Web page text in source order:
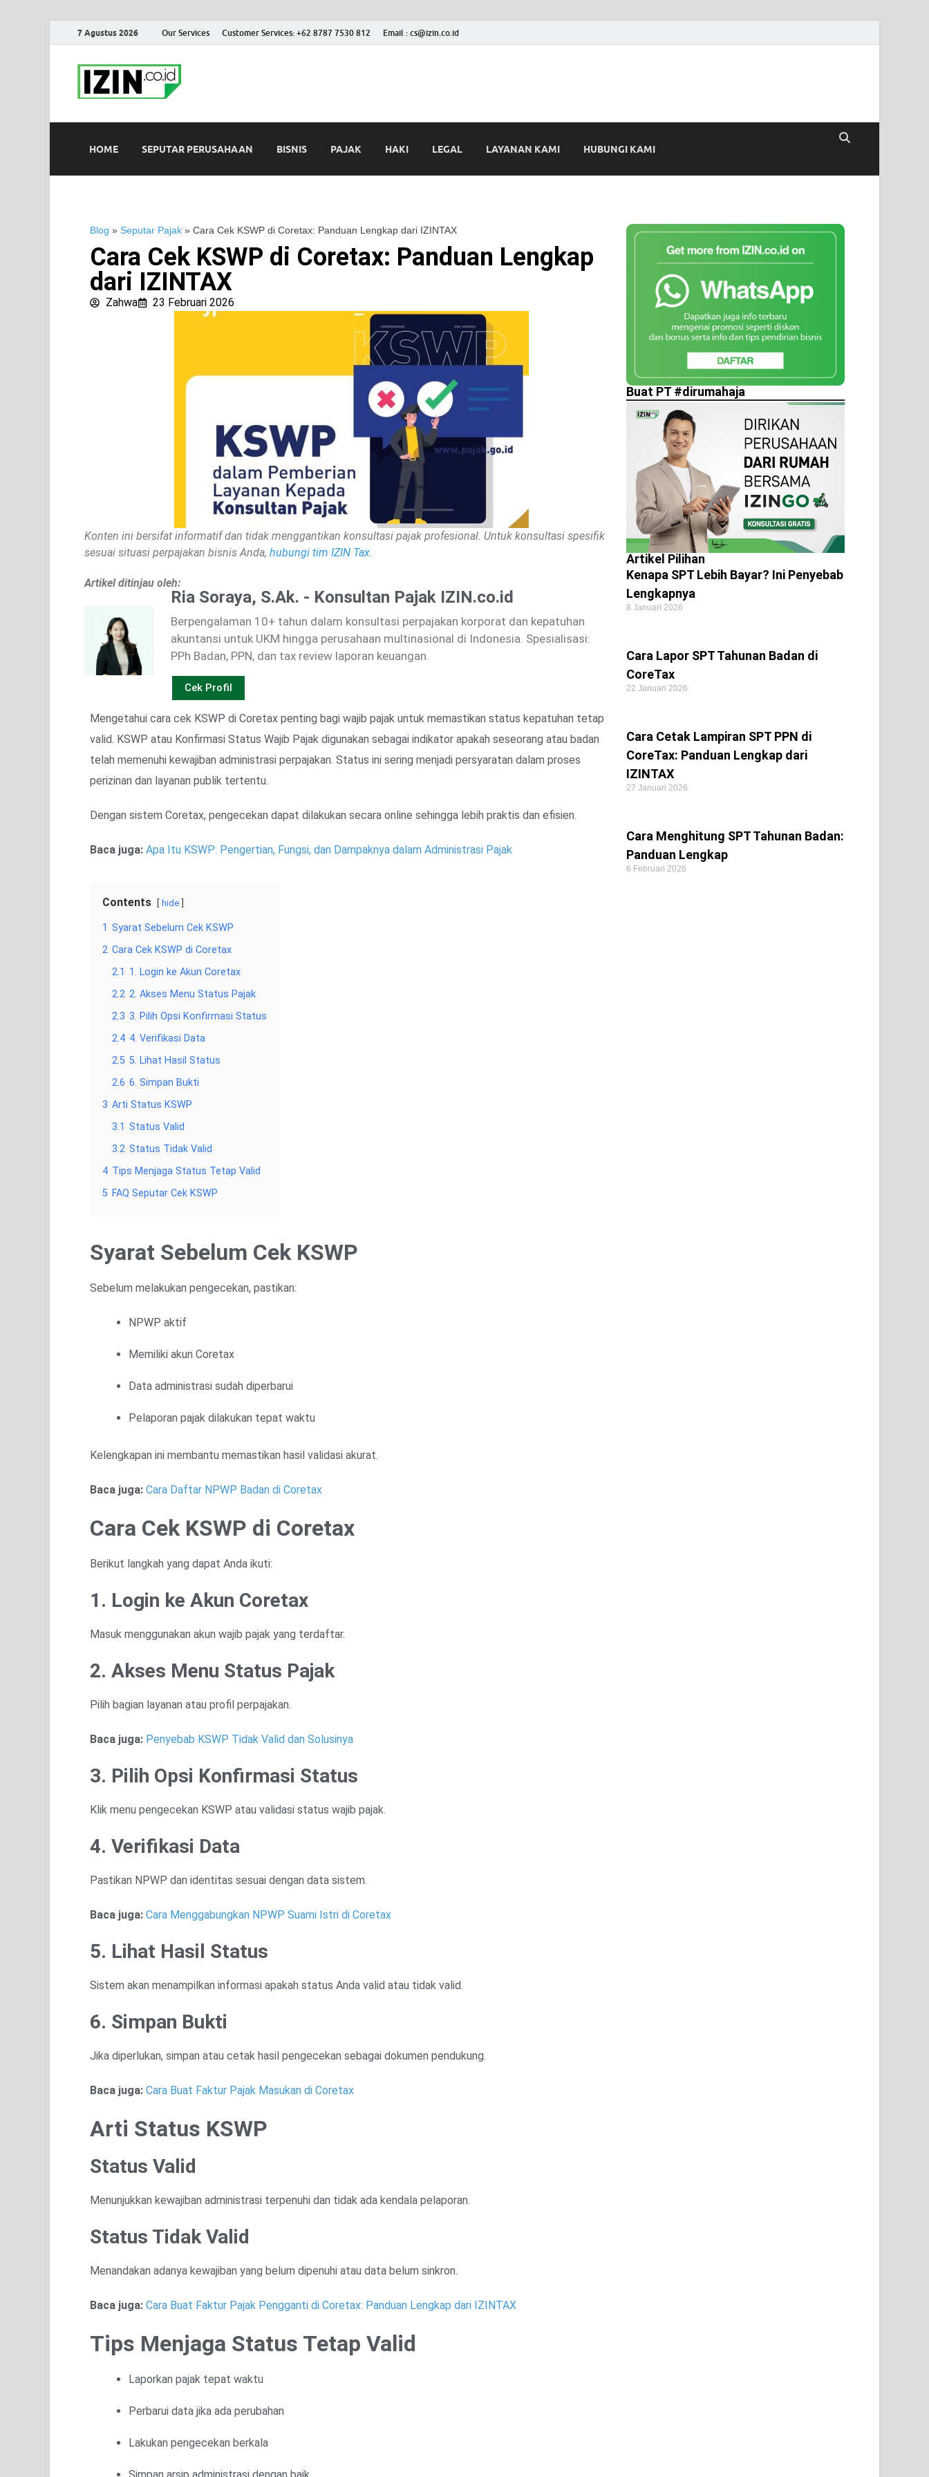
7 Agustus 2026 Our Services Customer Services: +62 8787 7530 812 Email : cs@izin.co.id
HOME SEPUTAR PERUSAHAAN BISNIS PAJAK HAKI LEGAL LAYANAN KAMI HUBUNGI KAMI
Blog » Seputar Pajak » Cara Cek KSWP di Coretax: Panduan Lengkap dari IZINTAX
Cara Cek KSWP di Coretax: Panduan Lengkap
dari IZINTAX
Zahwa 23 Februari 2026
Konten ini bersifat informatif dan tidak menggantikan konsultasi pajak profesional. Untuk konsultasi spesifik
sesuai situasi perpajakan bisnis Anda, hubungi tim IZIN Tax.
Artikel ditinjau oleh:
Ria Soraya, S.Ak. - Konsultan Pajak IZIN.co.id
Berpengalaman 10+ tahun dalam konsultasi perpajakan korporat dan kepatuhan
akuntansi untuk UKM hingga perusahaan multinasional di Indonesia. Spesialisasi:
PPh Badan, PPN, dan tax review laporan keuangan.
Cek Profil
Mengetahui cara cek KSWP di Coretax penting bagi wajib pajak untuk memastikan status kepatuhan tetap
valid. KSWP atau Konfirmasi Status Wajib Pajak digunakan sebagai indikator apakah seseorang atau badan
telah memenuhi kewajiban administrasi perpajakan. Status ini sering menjadi persyaratan dalam proses
perizinan dan layanan publik tertentu.
Dengan sistem Coretax, pengecekan dapat dilakukan secara online sehingga lebih praktis dan efisien.
Baca juga: Apa Itu KSWP: Pengertian, Fungsi, dan Dampaknya dalam Administrasi Pajak
Contents hide
1 Syarat Sebelum Cek KSWP
2 Cara Cek KSWP di Coretax
2.1 1. Login ke Akun Coretax
2.2 2. Akses Menu Status Pajak
2.3 3. Pilih Opsi Konfirmasi Status
2.4 4. Verifikasi Data
2.5 5. Lihat Hasil Status
2.6 6. Simpan Bukti
3 Arti Status KSWP
3.1 Status Valid
3.2 Status Tidak Valid
4 Tips Menjaga Status Tetap Valid
5 FAQ Seputar Cek KSWP
Syarat Sebelum Cek KSWP
Sebelum melakukan pengecekan, pastikan:
NPWP aktif
Memiliki akun Coretax
Data administrasi sudah diperbarui
Pelaporan pajak dilakukan tepat waktu
Kelengkapan ini membantu memastikan hasil validasi akurat.
Baca juga: Cara Daftar NPWP Badan di Coretax
Cara Cek KSWP di Coretax
Berikut langkah yang dapat Anda ikuti:
1. Login ke Akun Coretax
Masuk menggunakan akun wajib pajak yang terdaftar.
2. Akses Menu Status Pajak
Pilih bagian layanan atau profil perpajakan.
Baca juga: Penyebab KSWP Tidak Valid dan Solusinya
3. Pilih Opsi Konfirmasi Status
Klik menu pengecekan KSWP atau validasi status wajib pajak.
4. Verifikasi Data
Pastikan NPWP dan identitas sesuai dengan data sistem.
Baca juga: Cara Menggabungkan NPWP Suami Istri di Coretax
5. Lihat Hasil Status
Sistem akan menampilkan informasi apakah status Anda valid atau tidak valid.
6. Simpan Bukti
Jika diperlukan, simpan atau cetak hasil pengecekan sebagai dokumen pendukung.
Baca juga: Cara Buat Faktur Pajak Masukan di Coretax
Arti Status KSWP
Status Valid
Menunjukkan kewajiban administrasi terpenuhi dan tidak ada kendala pelaporan.
Status Tidak Valid
Menandakan adanya kewajiban yang belum dipenuhi atau data belum sinkron.
Baca juga: Cara Buat Faktur Pajak Pengganti di Coretax: Panduan Lengkap dari IZINTAX
Tips Menjaga Status Tetap Valid
Laporkan pajak tepat waktu
Perbarui data jika ada perubahan
Lakukan pengecekan berkala
Simpan arsip administrasi dengan baik
Buat PT #dirumahaja
Artikel Pilihan
Kenapa SPT Lebih Bayar? Ini Penyebab
Lengkapnya
8 Januari 2026
Cara Lapor SPT Tahunan Badan di
CoreTax
22 Januari 2026
Cara Cetak Lampiran SPT PPN di
CoreTax: Panduan Lengkap dari
IZINTAX
27 Januari 2026
Cara Menghitung SPT Tahunan Badan:
Panduan Lengkap
6 Februari 2026